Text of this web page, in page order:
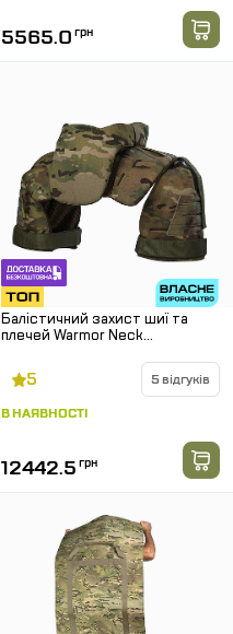
5565.0 грн
Балістичний захист шиї та
плечей Warmor Neck
SPECPROM. Мультикам
5 5 відгуків
В НАЯВНОСТІ
12442.5 грн